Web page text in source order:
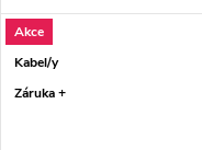
použije...
Akce
Kabel/y
Záruka +